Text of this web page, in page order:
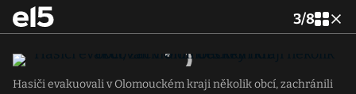
3/8
Hasiči evakuovali v Olomouckém kraji několik obcí, zachránili